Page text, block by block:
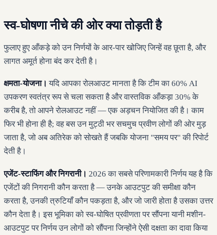
स्व-घोषणा नीचे की ओर क्या तोड़ती है
फुलाए हुए आँकड़े को उन निर्णयों के आर-पार खोजिए जिन्हें वह छूता है, और
लागत अमूर्त होना बंद कर देती है।
क्षमता-योजना। यदि आपका रोलआउट मानता है कि टीम का 60% AI
उपकरण स्वतंत्र रूप से चला सकता है और वास्तविक आँकड़ा 30% के
करीब है, तो आपने रोलआउट नहीं — एक अड़चन नियोजित की है। काम
फिर भी होना ही है; वह बस उन मुट्ठी भर सचमुच प्रवीण लोगों की ओर मुड़
जाता है, जो अब अतिरेक को सोखते हैं जबकि योजना "समय पर" की रिपोर्ट
देती है।
एजेंट-स्टाफिंग और निगरानी। 2026 का सबसे परिणामकारी निर्णय यह है कि
एजेंटों की निगरानी कौन करता है — उनके आउटपुट की समीक्षा कौन
करता है, उनकी त्रुटियाँ कौन पकड़ता है, और जो जारी होता है उसका उत्तर
कौन देता है। इस भूमिका को स्व-घोषित प्रवीणता पर सौंपना यानी मशीन-
आउटपुट पर निर्णय उन लोगों को सौंपना जिन्होंने ऐसी दक्षता का दावा किया